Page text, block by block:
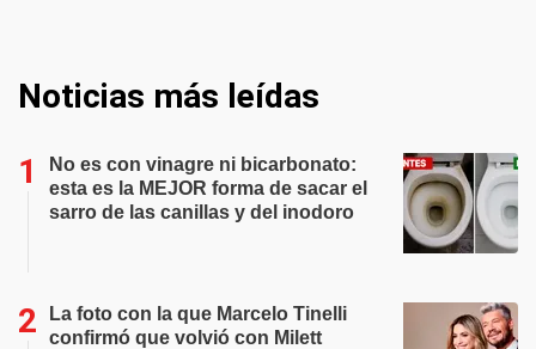
Noticias más leídas
No es con vinagre ni bicarbonato:
esta es la MEJOR forma de sacar el
sarro de las canillas y del inodoro
La foto con la que Marcelo Tinelli
confirmó que volvió con Milett